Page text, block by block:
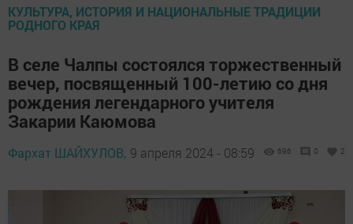
КУЛЬТУРА, ИСТОРИЯ И НАЦИОНАЛЬНЫЕ ТРАДИЦИИ
РОДНОГО КРАЯ
В селе Чалпы состоялся торжественный
вечер, посвященный 100-летию со дня
рождения легендарного учителя
Закарии Каюмова
Фархат ШАЙХУЛОВ, 9 апреля 2024 - 08:59 696 0 2